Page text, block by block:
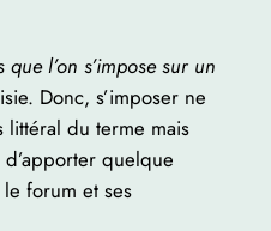
que l’on s’impose sur un
Donc, s’imposer ne
du terme mais
d’apporter quelque
forum et ses